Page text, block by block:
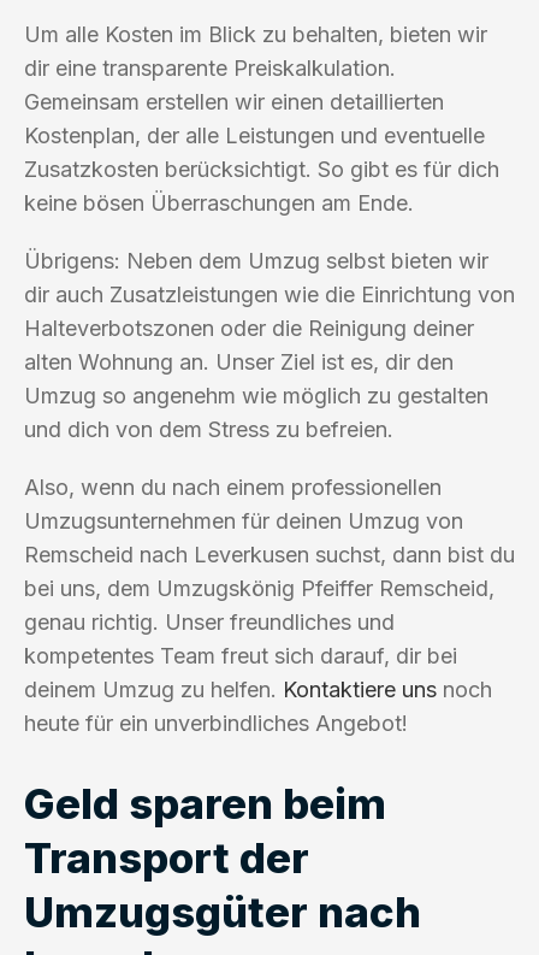
Um alle Kosten im Blick zu behalten, bieten wir
dir eine transparente Preiskalkulation.
Gemeinsam erstellen wir einen detaillierten
Kostenplan, der alle Leistungen und eventuelle
Zusatzkosten berücksichtigt. So gibt es für dich
keine bösen Überraschungen am Ende.
Übrigens: Neben dem Umzug selbst bieten wir
dir auch Zusatzleistungen wie die Einrichtung von
Halteverbotszonen oder die Reinigung deiner
alten Wohnung an. Unser Ziel ist es, dir den
Umzug so angenehm wie möglich zu gestalten
und dich von dem Stress zu befreien.
Also, wenn du nach einem professionellen
Umzugsunternehmen für deinen Umzug von
Remscheid nach Leverkusen suchst, dann bist du
bei uns, dem Umzugskönig Pfeiffer Remscheid,
genau richtig. Unser freundliches und
kompetentes Team freut sich darauf, dir bei
deinem Umzug zu helfen. Kontaktiere uns noch
heute für ein unverbindliches Angebot!
Geld sparen beim
Transport der
Umzugsgüter nach